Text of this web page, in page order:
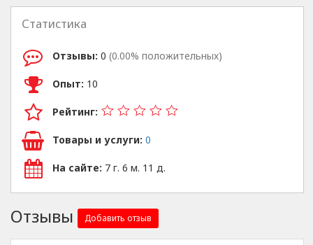
Статистика
Отзывы: 0 (0.00% положительных)
Опыт: 10
Рейтинг:
Товары и услуги: 0
На сайте: 7 г. 6 м. 11 д.
Отзывы Добавить отзыв